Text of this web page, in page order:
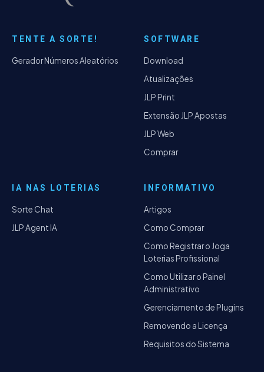
Coração quando definia a opção como
Aleatório.
TENTE A SORTE!
Gerador Números Aleatórios
SOFTWARE
Download
Atualizações
JLP Print
Extensão JLP Apostas
JLP Web
Comprar
IA NAS LOTERIAS
Sorte Chat
JLP Agent IA
INFORMATIVO
Artigos
Como Comprar
Como Registrar o Joga
Loterias Profissional
Como Utilizar o Painel
Administrativo
Gerenciamento de Plugins
Removendo a Licença
Requisitos do Sistema